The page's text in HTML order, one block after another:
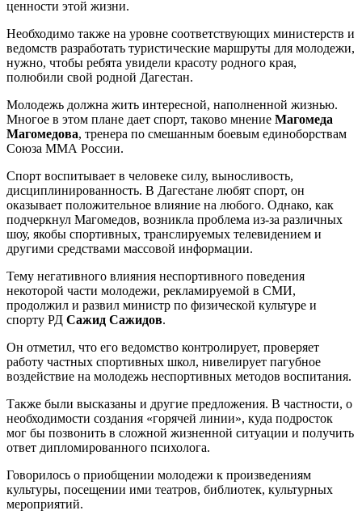
ценности этой жизни.
Необходимо также на уровне соответствующих министерств и
ведомств разработать туристические маршруты для молодежи,
нужно, чтобы ребята увидели красоту родного края,
полюбили свой родной Дагестан.
Молодежь должна жить интересной, наполненной жизнью.
Многое в этом плане дает спорт, таково мнение Магомеда
Магомедова, тренера по смешанным боевым единоборствам
Союза ММА России.
Спорт воспитывает в человеке силу, выносливость,
дисциплинированность. В Дагестане любят спорт, он
оказывает положительное влияние на любого. Однако, как
подчеркнул Магомедов, возникла проблема из-за различных
шоу, якобы спортивных, транслируемых телевидением и
другими средствами массовой информации.
Тему негативного влияния неспортивного поведения
некоторой части молодежи, рекламируемой в СМИ,
продолжил и развил министр по физической культуре и
спорту РД Сажид Сажидов.
Он отметил, что его ведомство контролирует, проверяет
работу частных спортивных школ, нивелирует пагубное
воздействие на молодежь неспортивных методов воспитания.
Также были высказаны и другие предложения. В частности, о
необходимости создания «горячей линии», куда подросток
мог бы позвонить в сложной жизненной ситуации и получить
ответ дипломированного психолога.
Говорилось о приобщении молодежи к произведениям
культуры, посещении ими театров, библиотек, культурных
мероприятий.